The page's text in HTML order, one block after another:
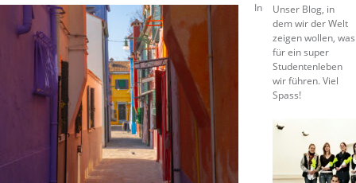
In
Unser Blog, in
dem wir der Welt
zeigen wollen, was
für ein super
Studentenleben
wir führen. Viel
Spass!